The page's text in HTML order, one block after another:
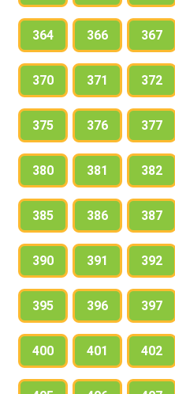
364 366 367
370 371 372
375 376 377
380 381 382
385 386 387
390 391 392
395 396 397
400 401 402